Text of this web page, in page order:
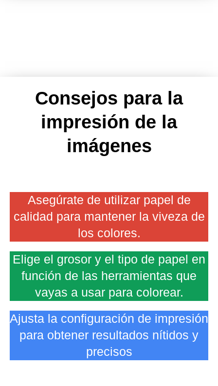
Consejos para la
impresión de la
imágenes
Asegúrate de utilizar papel de
calidad para mantener la viveza de
los colores.
Elige el grosor y el tipo de papel en
función de las herramientas que
vayas a usar para colorear.
Ajusta la configuración de impresión
para obtener resultados nítidos y
precisos